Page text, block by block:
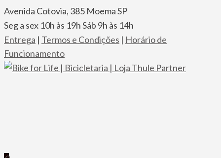
Pular
para
o
conteúdo
Avenida Cotovia, 385 Moema SP
Seg a sex 10h às 19h Sáb 9h às 14h
Entrega | Termos e Condições | Horário de
Funcionamento